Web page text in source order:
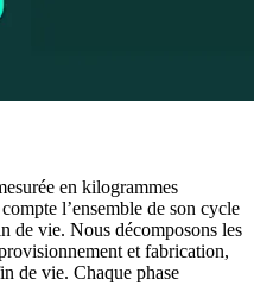
en kilogrammes
l’ensemble de son cycle
de vie. Nous décomposons les
et fabrication,
de vie. Chaque phase